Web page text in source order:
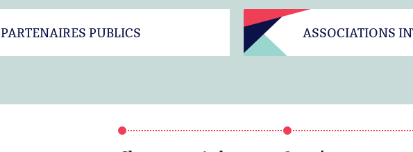
PARTENAIRES PUBLICS ASSOCIATIONS